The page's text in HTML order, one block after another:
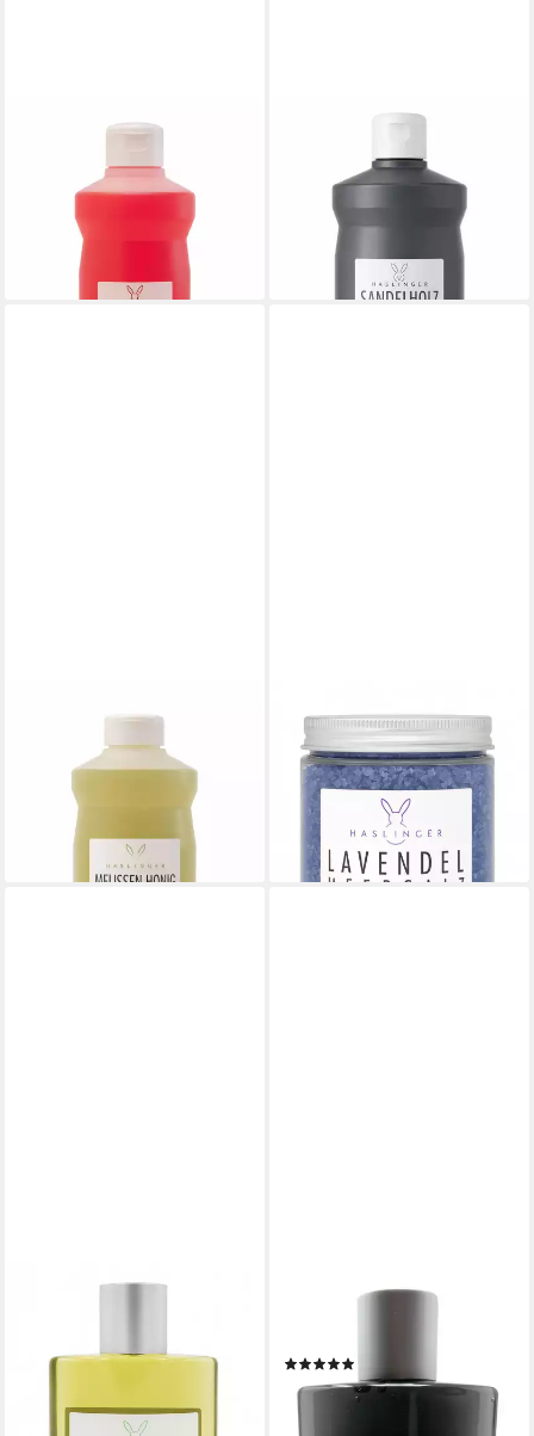
Flüssigseife Woman, 1-tlg.,
Seife flüssig, Nachfüller 1000
15,99 €
(15,99 €/ 1 l)
lieferbar - in 6-8 Werktagen bei dir
für Herren – Nachfüller, vegan
1000 ml
15,99 €
(15,99 €/ 1 l)
lieferbar - in 6-8 Werktagen bei dir
tlg., Seife flüssig, Nachfüller
1000 ml
15,99 €
(15,99 €/ 1 l)
lieferbar - in 6-8 Werktagen bei dir
Badezusatz Lavendel 450g, 1-
tlg., Badezusatz wohltuend,
beruhigend & pflegend
8,99 €
(19,98 €/ 1 kg)
lieferbar - in 6-8 Werktagen bei dir
7,99 €
lieferbar - in 6-8 Werktagen bei dir
7,99 €
(39,95 €/ 1 l)
lieferbar - in 6-8 Werktagen bei dir